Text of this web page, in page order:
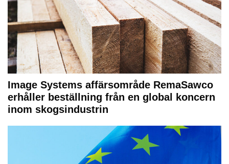
Image Systems affärsområde RemaSawco
erhåller beställning från en global koncern
inom skogsindustrin